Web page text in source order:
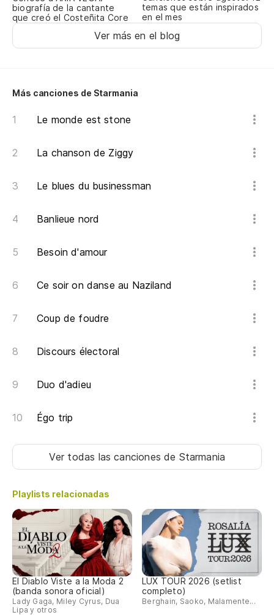
biografía de la cantante
que creó el Costeñita Core
temas que están inspirados
en el mes
Ver más en el blog
Más canciones de Starmania
Le monde est stone
La chanson de Ziggy
Le blues du businessman
Banlieue nord
Besoin d'amour
Ce soir on danse au Naziland
Coup de foudre
Discours électoral
Duo d'adieu
Égo trip
Ver todas las cancionesde Starmania
Playlists relacionadas
El Diablo Viste a la Moda 2
(banda sonora oficial)
Lady Gaga, Miley Cyrus, Dua
Lipa y otros
LUX TOUR 2026 (setlist
completo)
Berghain, Saoko, Malamente...